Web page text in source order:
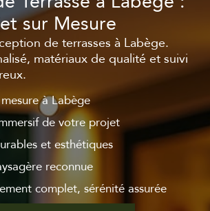
sur Mesure
de terrasses à Labège.
matériaux de qualité et suivi
à Labège
de votre projet
et esthétiques
reconnue
complet, sérénité assurée